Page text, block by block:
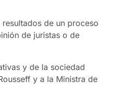
de un proceso
de juristas o de
y de la sociedad
y a la Ministra de